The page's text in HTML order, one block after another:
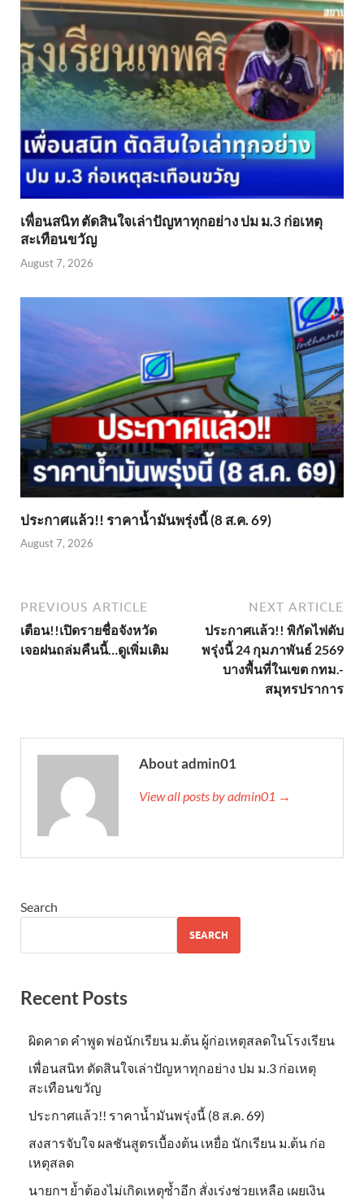
เพื่อนสนิท ตัดสินใจเล่าปัญหาทุกอย่าง ปม ม.3 ก่อเหตุ
สะเทือนขวัญ
August 7, 2026
ประกาศแล้ว!! ราคาน้ำมันพรุ่งนี้ (8 ส.ค. 69)
August 7, 2026
PREVIOUS ARTICLE
เตือน!!เปิดรายชื่อจังหวัด
เจอฝนถล่มคืนนี้…ดูเพิ่มเติม
NEXT ARTICLE
ประกาศเเล้ว!! พิกัดไฟดับ
พรุ่งนี้ 24 กุมภาพันธ์ 2569
บางพื้นที่ในเขต กทม.-
สมุทรปราการ
About admin01
View all posts by admin01 →
Search
SEARCH
Recent Posts
ผิดคาด คำพูด พ่อนักเรียน ม.ต้น ผู้ก่อเหตุสลดในโรงเรียน
เพื่อนสนิท ตัดสินใจเล่าปัญหาทุกอย่าง ปม ม.3 ก่อเหตุ
สะเทือนขวัญ
ประกาศแล้ว!! ราคาน้ำมันพรุ่งนี้ (8 ส.ค. 69)
สงสารจับใจ ผลชันสูตรเบื้องต้น เหยื่อ นักเรียน ม.ต้น ก่อ
เหตุสลด
นายกฯ ย้ำต้องไม่เกิดเหตุซ้ำอีก สั่งเร่งช่วยเหลือ เผยเงิน